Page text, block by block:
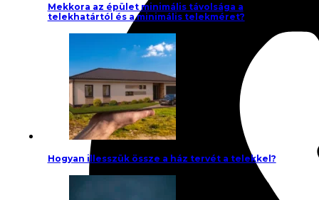
Mekkora az épület minimális távolsága a
telekhatártól és a minimális telekméret?
Hogyan illesszük össze a ház tervét a telekkel?